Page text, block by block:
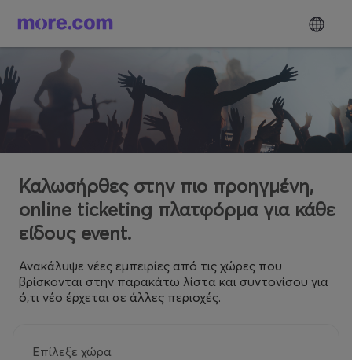
Καλωσήρθες στην πιο προηγμένη,
online ticketing πλατφόρμα για κάθε
είδους event.
Ανακάλυψε νέες εμπειρίες από τις χώρες που
βρίσκονται στην παρακάτω λίστα και συντονίσου για
ό,τι νέο έρχεται σε άλλες περιοχές.
Επίλεξε χώρα